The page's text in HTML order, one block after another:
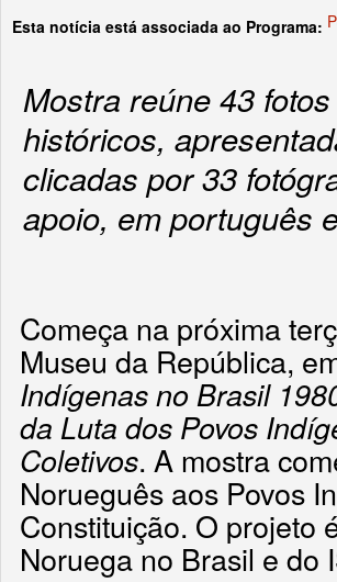
Esta notícia está associada ao Programa:
Mostra reúne 43
históricos,
clicadas por 33
apoio, em português
Começa na próxima
Museu da República,
Indígenas no Brasil
da Luta dos Povos
Coletivos. A mostra
Norueguês aos Povos
Constituição. O projeto
Noruega no Brasil e do